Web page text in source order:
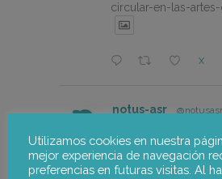
circular-en-las-
X
notus-asr @notusasr
perspective into
eco-design projects
sector?
Utilizamos cookies en nuestra
mejor experiencia de navegación
preferencias en futuras visitas. Al